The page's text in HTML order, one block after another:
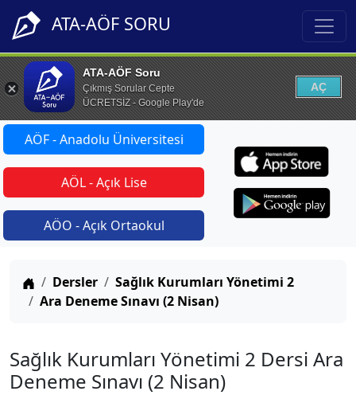
ATA-AÖF SORU
ATA-AÖF Soru
Çıkmış Sorular Cepte
ÜCRETSİZ - Google Play'de
AÇ
AÖF - Anadolu Üniversitesi
AÖL - Açık Lise
AÖO - Açık Ortaokul
Anasayfa
Dersler
Sağlık Kurumları Yönetimi 2
Ara Deneme Sınavı (2 Nisan)
Sağlık Kurumları Yönetimi 2 Dersi Ara
Deneme Sınavı (2 Nisan)